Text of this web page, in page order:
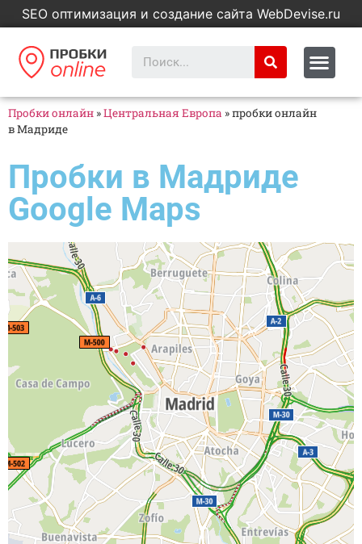
SEO оптимизация и создание сайта WebDevise.ru
Пробки онлайн »Центральная Европа »пробки онлайн
в Мадриде
Пробки в Мадриде
Google Maps